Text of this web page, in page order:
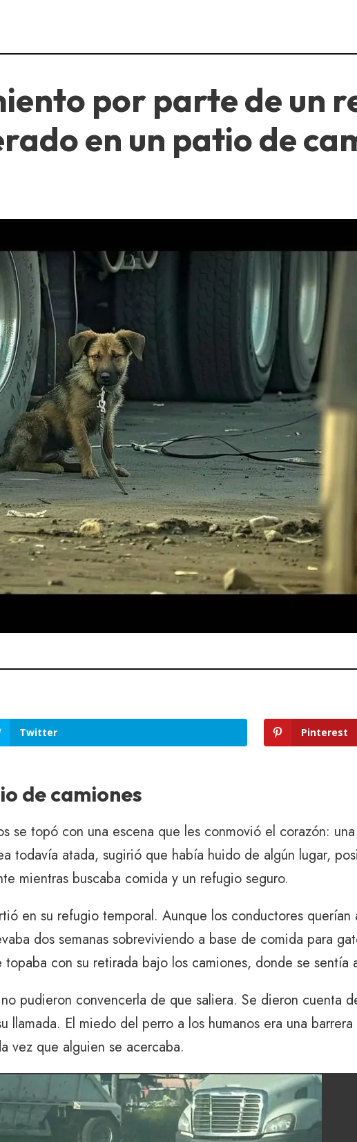
por parte de un
en un patio de
Twitter Pinterest
de camiones
se topó con una escena que les conmovió el corazón: una
todavía atada, sugirió que había huido de algún lugar,
mientras buscaba comida y un refugio seguro.
en su refugio temporal. Aunque los conductores querían
dos semanas sobreviviendo a base de comida para
con su retirada bajo los camiones, donde se sentía
pudieron convencerla de que saliera. Se dieron cuenta
llamada. El miedo del perro a los humanos era una
vez que alguien se acercaba.